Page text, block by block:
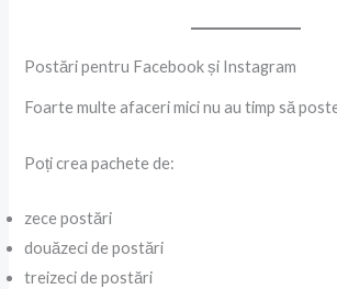
Postări pentru Facebook și Instagram
Foarte multe afaceri mici nu au timp să
Poți crea pachete de:
zece postări
douăzeci de postări
treizeci de postări